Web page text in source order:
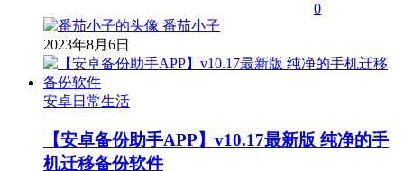
0
番茄小子
2023年8月6日
安卓日常生活
【安卓备份助手APP】v10.17最新版 纯净的手
机迁移备份软件